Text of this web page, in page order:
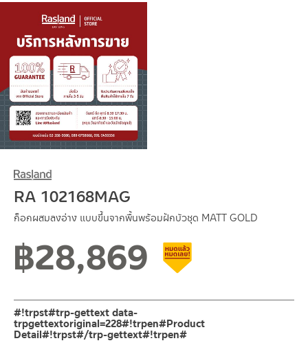
RA 102168MAG
ก็อกผสมลงอ่าง แบบขึ้นจากพื้นพร้อมฝักบัวชุด MATT GOLD
฿28,869
#!trpst#trp-gettext data-
trpgettextoriginal=228#!trpen#Product
Detail#!trpst#/trp-gettext#!trpen#